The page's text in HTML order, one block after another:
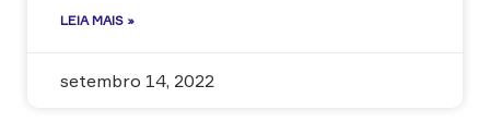
LEIA MAIS »
setembro 14, 2022